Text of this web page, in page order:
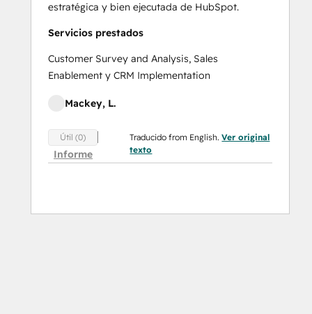
estratégica y bien ejecutada de HubSpot.
Servicios prestados
Customer Survey and Analysis, Sales
Enablement y CRM Implementation
Mackey, L.
Útil (0)
Informe
Traducido from English.Ver original
texto